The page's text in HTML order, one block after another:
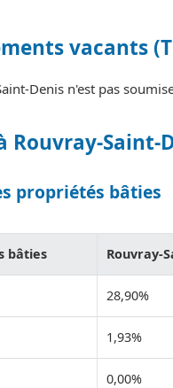
vacants
Denis n'est pas
Rouvray-Saint-
propriétés bâties
bâties Rouvray-
28,90%
1,93%
0,00%